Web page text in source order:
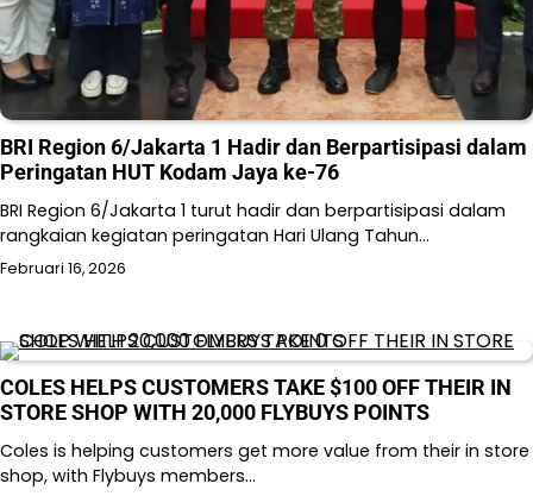
BRI Region 6/Jakarta 1 Hadir dan Berpartisipasi dalam
Peringatan HUT Kodam Jaya ke-76
BRI Region 6/Jakarta 1 turut hadir dan berpartisipasi dalam
rangkaian kegiatan peringatan Hari Ulang Tahun…
Februari 16, 2026
COLES HELPS CUSTOMERS TAKE $100 OFF THEIR IN
STORE SHOP WITH 20,000 FLYBUYS POINTS
Coles is helping customers get more value from their in store
shop, with Flybuys members…